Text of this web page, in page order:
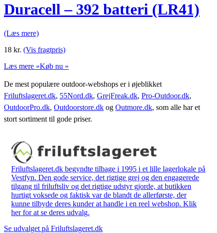
Duracell – 392 batteri (LR41)
(Læs mere)
18 kr. (Vis fragtpris)
Læs mere »Køb nu »
De mest populære outdoor-webshops er i øjeblikket
Friluftslageret.dk, 55Nord.dk, GrejFreak.dk, Pro-Outdoor.dk,
OutdoorPro.dk, Outdoorstore.dk og Outmore.dk, som alle har et
stort sortiment til gode priser.
Friluftslageret.dk begyndte tilbage i 1995 i et lille lagerlokale på
Vestfyn. Den gode service, det rigtige grej og den engagerede
tilgang til friluftsliv og det rigtige udstyr gjorde, at butikken
hurtigt voksede og faktisk var de blandt de allerførste, der
kunne tilbyde deres kunder at handle i en reel webshop. Klik
her for at se deres udvalg.
Se udvalget på Friluftslageret.dk